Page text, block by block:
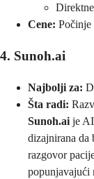
Cene: Počinje
4. Sunoh.ai
Najbolji za:
Šta radi:
Sunoh.ai je
dizajnirana da
razgovor
popunjavajući